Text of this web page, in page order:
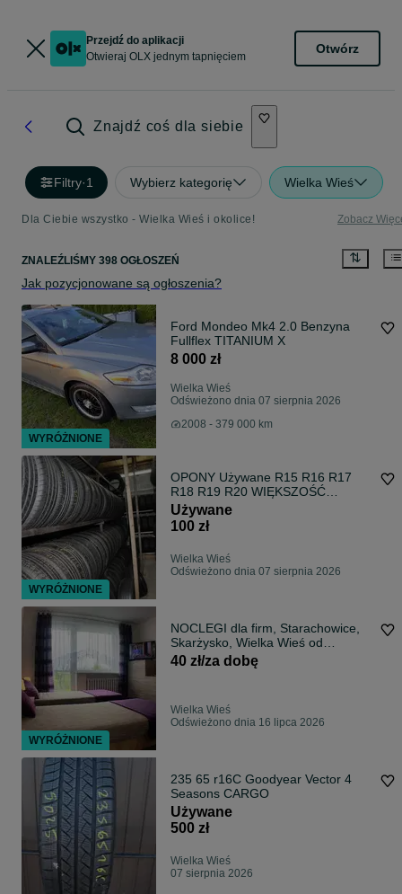
Przejdź do aplikacji
Otwieraj OLX jednym tapnięciem
Otwórz
Znajdź coś dla siebie
Filtry·1 Wybierz kategorię Wielka Wieś
Dla Ciebie wszystko - Wielka Wieś i okolice! Zobacz
ZNALEŹLIŚMY 398 OGŁOSZEŃ
Jak pozycjonowane są ogłoszenia?
Ford Mondeo Mk4 2.0 Benzyna
Fullflex TITANIUM X
8 000 zł
Wielka Wieś
Odświeżono dnia 07 sierpnia 2026
2008 - 379 000 km
OPONY Używane R15 R16 R17
R18 R19 R20 WIĘKSZOŚĆ
Używane
100 zł
Wielka Wieś
Odświeżono dnia 07 sierpnia 2026
NOCLEGI dla firm, Starachowice,
Skarżysko, Wielka Wieś od
35zł/os/doba
40 zł/za dobę
Wielka Wieś
Odświeżono dnia 16 lipca 2026
235 65 r16C Goodyear Vector 4
Seasons CARGO
Używane
500 zł
Wielka Wieś
07 sierpnia 2026
WYRÓŻNIONE
WYRÓŻNIONE
WYRÓŻNIONE